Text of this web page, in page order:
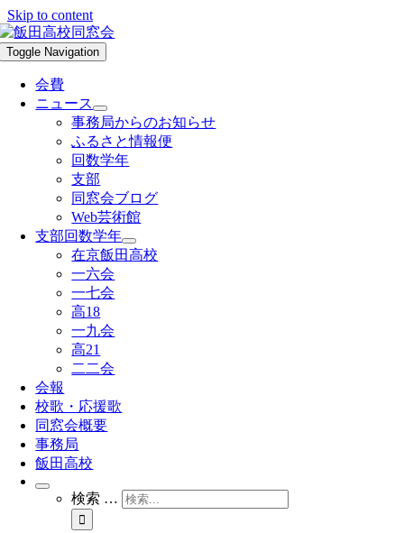
Skip to content
Toggle Navigation
会費
ニュース
事務局からのお知らせ
ふるさと情報便
回数学年
支部
同窓会ブログ
Web芸術館
支部回数学年
在京飯田高校
一六会
一七会
高18
一九会
高21
二二会
会報
校歌・応援歌
同窓会概要
事務局
飯田高校
検索 …